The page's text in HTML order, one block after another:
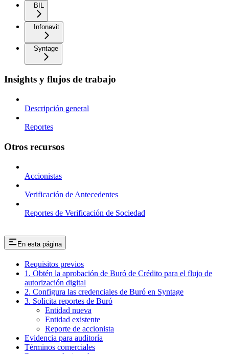
BIL
Infonavit
Syntage
Insights y flujos de trabajo
Descripción general
Reportes
Otros recursos
Accionistas
Verificación de Antecedentes
Reportes de Verificación de Sociedad
En esta página
Requisitos previos
1. Obtén la aprobación de Buró de Crédito para el flujo de
autorización digital
2. Configura las credenciales de Buró en Syntage
3. Solicita reportes de Buró
Entidad nueva
Entidad existente
Reporte de accionista
Evidencia para auditoría
Términos comerciales